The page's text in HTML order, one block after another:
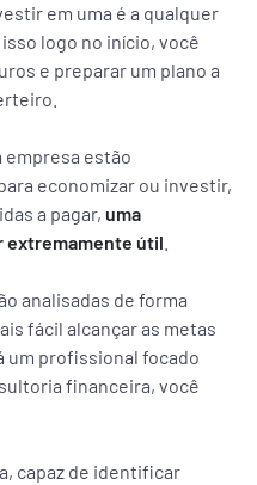
em uma é a qualquer
logo no início, você
e preparar um plano a
empresa estão
economizar ou investir,
a pagar, uma
extremamente útil
analisadas de forma
fácil alcançar as metas
um profissional focado
financeira, você
capaz de identificar